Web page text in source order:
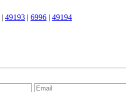
49193 6996 49194